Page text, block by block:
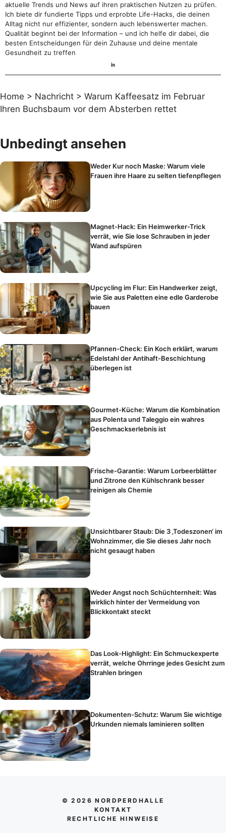
aktuelle Trends und News auf ihren praktischen Nutzen zu prüfen.
Ich biete dir fundierte Tipps und erprobte Life-Hacks, die deinen
Alltag nicht nur effizienter, sondern auch lebenswerter machen.
Qualität beginnt bei der Information – und ich helfe dir dabei, die
besten Entscheidungen für dein Zuhause und deine mentale
Gesundheit zu treffen
Home > Nachricht > Warum Kaffeesatz im Februar
Ihren Buchsbaum vor dem Absterben rettet
Unbedingt ansehen
Weder Kur noch Maske: Warum viele
Frauen ihre Haare zu selten tiefenpflegen
Magnet-Hack: Ein Heimwerker-Trick
verrät, wie Sie lose Schrauben in jeder
Wand aufspüren
Upcycling im Flur: Ein Handwerker zeigt,
wie Sie aus Paletten eine edle Garderobe
bauen
Pfannen-Check: Ein Koch erklärt, warum
Edelstahl der Antihaft-Beschichtung
überlegen ist
Gourmet-Küche: Warum die Kombination
aus Polenta und Taleggio ein wahres
Geschmackserlebnis ist
Frische-Garantie: Warum Lorbeerblätter
und Zitrone den Kühlschrank besser
reinigen als Chemie
Unsichtbarer Staub: Die 3 ‚Todeszonen‘ im
Wohnzimmer, die Sie dieses Jahr noch
nicht gesaugt haben
Weder Angst noch Schüchternheit: Was
wirklich hinter der Vermeidung von
Blickkontakt steckt
Das Look-Highlight: Ein Schmuckexperte
verrät, welche Ohrringe jedes Gesicht zum
Strahlen bringen
Dokumenten-Schutz: Warum Sie wichtige
Urkunden niemals laminieren sollten
© 2026 NORDPERDHALLE
KONTAKT
RECHTLICHE HINWEISE